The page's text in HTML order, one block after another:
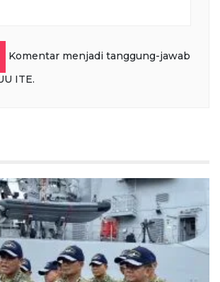
Komentar menjadi tanggung-jawab
ITE.